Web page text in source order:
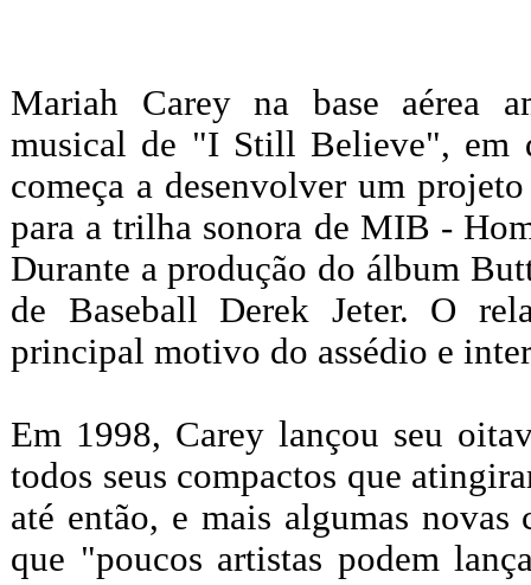
Mariah Carey na base aérea
musical de "I Still Believe", em
começa a desenvolver um
para a trilha sonora de MIB -
Durante a produção do álbum
de Baseball Derek Jeter. O
principal motivo do assédio e
Em 1998, Carey lançou seu
todos seus compactos que
até então, e mais algumas
que "poucos artistas podem